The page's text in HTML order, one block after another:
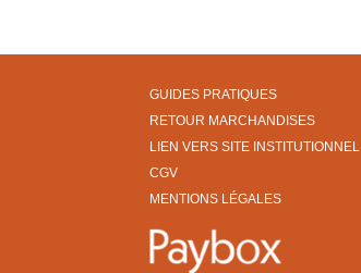
GUIDES PRATIQUES
RETOUR MARCHANDISES
LIEN VERS SITE INSTITUTIONNEL
CGV
MENTIONS LÉGALES